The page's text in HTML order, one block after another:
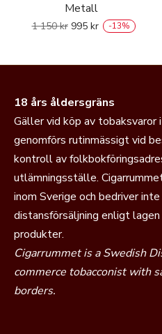
Metall
1 150kr 995 kr -13%
18 års åldersgräns
Gäller vid köp av
genomförs rutinmässigt vid
kontroll av
utlämningsställe.
inom Sverige och bedriver
distansförsäljning enligt
produkter.
Cigarrummet is a Swedish
commerce tobacconist with
borders.